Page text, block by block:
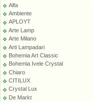
Alfa
Ambiente
APLOYT
Arte Lamp
Arte Milano
Arti Lampadari
Bohemia Art Classic
Bohemia Ivele Crystal
Chiaro
CITILUX
Crystal Lux
De Markt